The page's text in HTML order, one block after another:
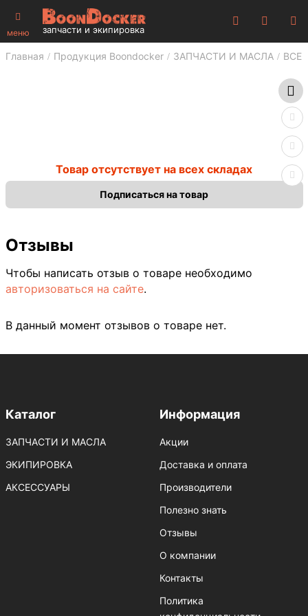
меню запчасти и экипировка
Главная Продукция Boondocker ЗАПЧАСТИ И МАСЛА ВСЕ
Товар отсутствует на всех складах
Подписаться на товар
Отзывы
Чтобы написать отзыв о товаре необходимо
авторизоваться на сайте.
В данный момент отзывов о товаре нет.
Каталог
ЗАПЧАСТИ И МАСЛА
ЭКИПИРОВКА
АКСЕССУАРЫ
Информация
Акции
Доставка и оплата
Производители
Полезно знать
Отзывы
О компании
Контакты
Политика